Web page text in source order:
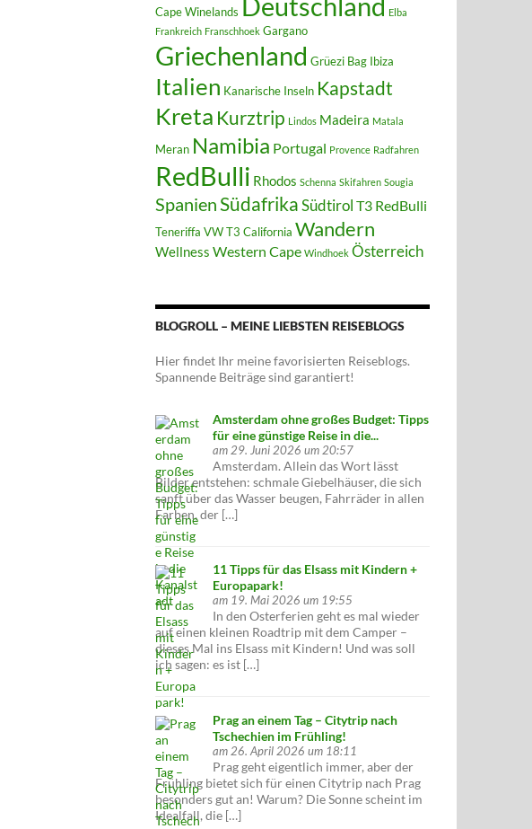
Cape Winelands Deutschland Elba
Frankreich Franschhoek Gargano
Griechenland Grüezi Bag Ibiza
Italien Kanarische Inseln Kapstadt
Kreta Kurztrip Lindos Madeira Matala
Meran Namibia Portugal Provence Radfahren
RedBulli Rhodos Schenna Skifahren Sougia
SpanienSüdafrikaSüdtirol T3 RedBulli
Teneriffa VW T3 California Wandern
Wellness Western Cape Windhoek Österreich
BLOGROLL – MEINE LIEBSTEN REISEBLOGS
Hier findet Ihr meine favorisierten Reiseblogs.
Spannende Beiträge sind garantiert!
Amsterdam ohne großes Budget: Tipps
für eine günstige Reise in die...
am 29. Juni 2026 um 20:57
Amsterdam. Allein das Wort lässt
Bilder entstehen: schmale Giebelhäuser, die sich
sanft über das Wasser beugen, Fahrräder in allen
Farben, der […]
11 Tipps für das Elsass mit Kindern +
Europapark!
am 19. Mai 2026 um 19:55
In den Osterferien geht es mal wieder
auf einen kleinen Roadtrip mit dem Camper –
dieses Mal ins Elsass mit Kindern! Und was soll
ich sagen: es ist […]
Prag an einem Tag – Citytrip nach
Tschechien im Frühling!
am 26. April 2026 um 18:11
Prag geht eigentlich immer, aber der
Frühling bietet sich für einen Citytrip nach Prag
besonders gut an! Warum? Die Sonne scheint im
Idealfall, die […]